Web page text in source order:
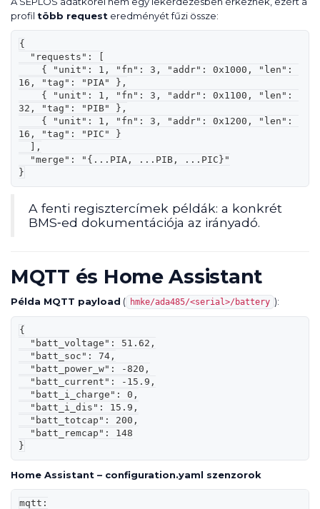
profil több request eredményét fűzi össze:
{
16, "tag": "PIA" },
32, "tag": "PIB" },
16, "tag": "PIC" }
}
A fenti regisztercímek példák: a konkrét
BMS‑ed dokumentációja az irányadó.
MQTT és Home Assistant
Példa MQTT payload ( hmke/ada485/<serial>/battery ):
{
}
Home Assistant – configuration.yaml szenzorok
mqtt: